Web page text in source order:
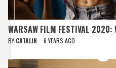
WARSAW FILM FESTIVAL 2020:
BY CATALIN 6 YEARS AGO